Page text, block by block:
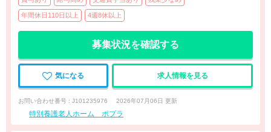
年間休日110日以上 4週8休以上
募集状況を確認する
気になる 求人情報を見る
お問い合わせ番号 : J101235976 2026年07月06日 更新
特別養護老人ホーム ポプラ